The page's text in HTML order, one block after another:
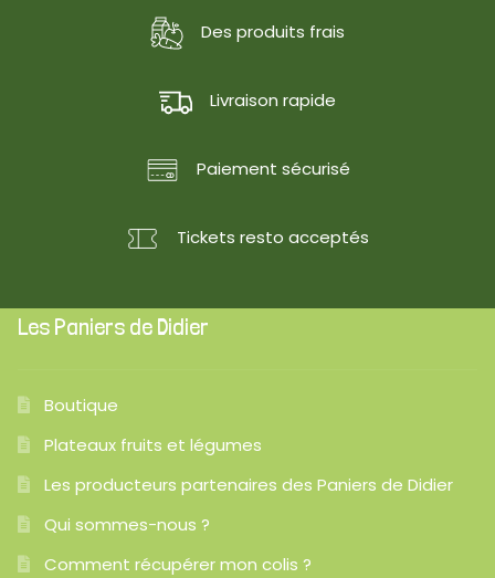
Des produits frais
Livraison rapide
Paiement sécurisé
Tickets resto acceptés
Les Paniers de Didier
Boutique
Plateaux fruits et légumes
Les producteurs partenaires des Paniers de Didier
Qui sommes-nous ?
Comment récupérer mon colis ?